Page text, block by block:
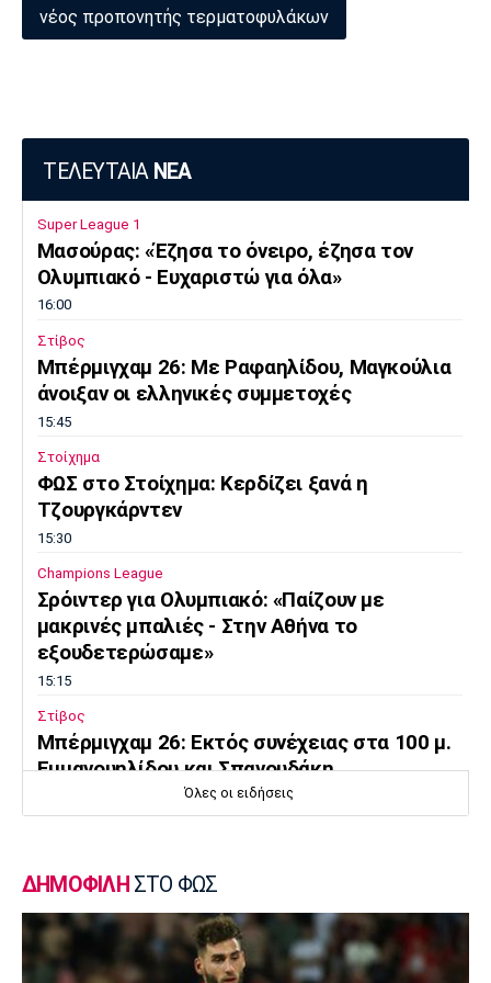
Πόρτο Μπενφίκα
νέος προπονητής τερματοφυλάκων
ΤΕΛΕΥΤΑΙΑ ΝΕΑ
Super League 1
Μασούρας: «Έζησα το όνειρο, έζησα τον
Ολυμπιακό - Ευχαριστώ για όλα»
16:00
Στίβος
Μπέρμιγχαμ 26: Με Ραφαηλίδου, Μαγκούλια
άνοιξαν οι ελληνικές συμμετοχές
15:45
Στοίχημα
ΦΩΣ στο Στοίχημα: Κερδίζει ξανά η
Τζουργκάρντεν
15:30
Champions League
Σρόιντερ για Ολυμπιακό: «Παίζουν με
μακρινές μπαλιές - Στην Αθήνα το
εξουδετερώσαμε»
15:15
Στίβος
Μπέρμιγχαμ 26: Εκτός συνέχειας στα 100 μ.
Εμμανουηλίδου και Σπανουδάκη
14:50
Μπάσκετ Ελλάδα
ΠΑΟΚ: Κι επίσημα στο πλευρό του Τρινκιέρι
ο Μενέτι
Όλες οι ειδήσεις
ΔΗΜΟΦΙΛΗ ΣΤΟ ΦΩΣ